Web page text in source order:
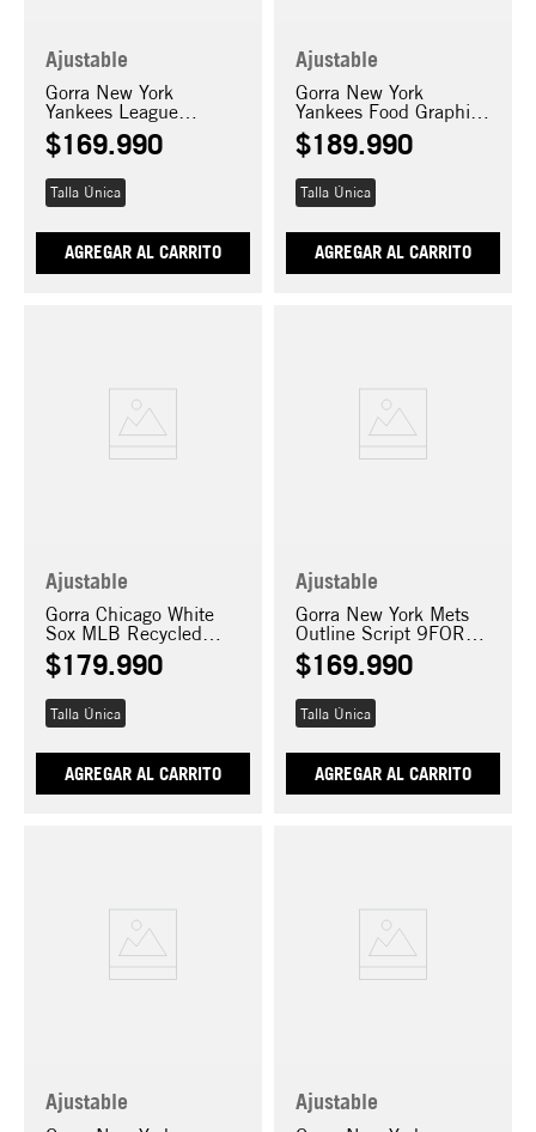
Ajustable
Gorra New York
Yankees League
Essential 9FORTY E-
Frame
$169.990
Talla Única
AGREGAR AL CARRITO
Ajustable
Gorra New York
Yankees Food Graphic
9FORTY E-FRAME
$189.990
Talla Única
AGREGAR AL CARRITO
Ajustable
Gorra Chicago White
Sox MLB Recycled
9FORTY E-Frame
$179.990
Talla Única
AGREGAR AL CARRITO
Ajustable
Gorra New York Mets
Outline Script 9FORTY
E-Frame
$169.990
Talla Única
AGREGAR AL CARRITO
Ajustable Ajustable